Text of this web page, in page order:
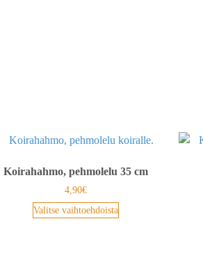
Koirahahmo, pehmolelu 35 cm
4,90€
Valitse vaihtoehdoista